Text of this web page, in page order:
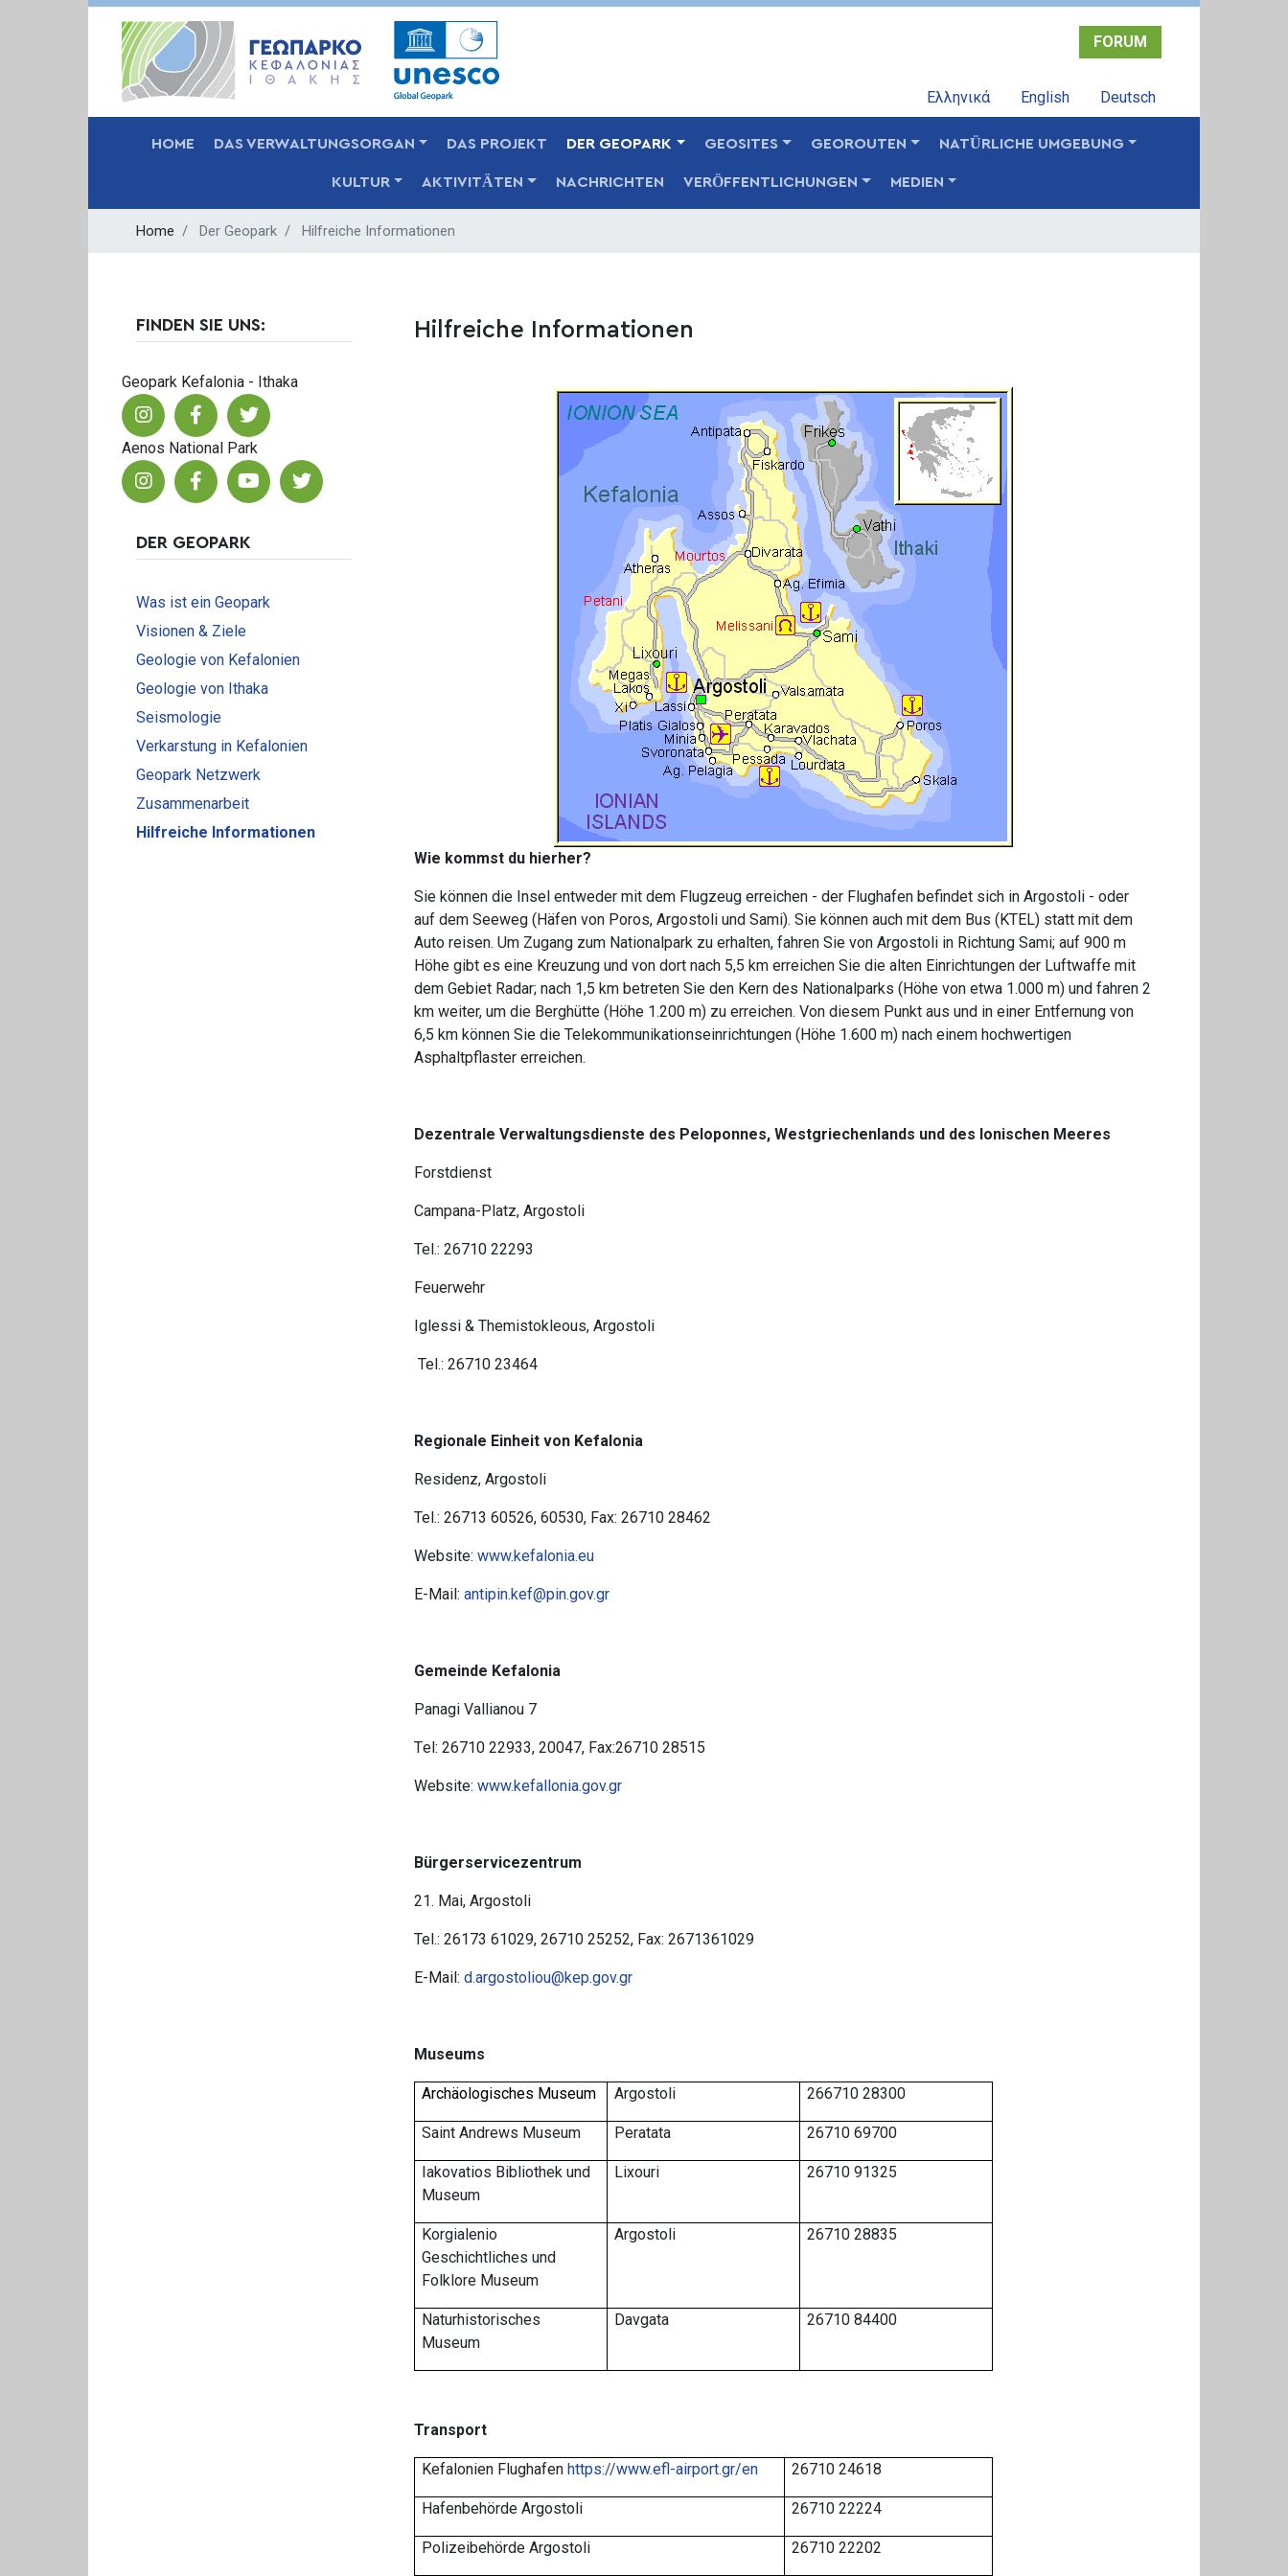
Skip
FORUM
Ελληνικά English Deutsch
HOME DAS VERWALTUNGSORGAN DAS PROJEKT DER GEOPARK GEOSITES GEOROUTEN NATÜRLICHE UMGEBUNG
KULTUR AKTIVITÄTEN NACHRICHTEN VERÖFFENTLICHUNGEN MEDIEN
Home Der Geopark Hilfreiche Informationen
Hilfreiche Informationen
Wie kommst du hierher?
Sie können die Insel entweder mit dem Flugzeug erreichen - der Flughafen befindet sich in Argostoli - oder
auf dem Seeweg (Häfen von Poros, Argostoli und Sami). Sie können auch mit dem Bus (KTEL) statt mit dem
Auto reisen. Um Zugang zum Nationalpark zu erhalten, fahren Sie von Argostoli in Richtung Sami; auf 900 m
Höhe gibt es eine Kreuzung und von dort nach 5,5 km erreichen Sie die alten Einrichtungen der Luftwaffe mit
dem Gebiet Radar; nach 1,5 km betreten Sie den Kern des Nationalparks (Höhe von etwa 1.000 m) und fahren 2
km weiter, um die Berghütte (Höhe 1.200 m) zu erreichen. Von diesem Punkt aus und in einer Entfernung von
6,5 km können Sie die Telekommunikationseinrichtungen (Höhe 1.600 m) nach einem hochwertigen
Asphaltpflaster erreichen.
Dezentrale Verwaltungsdienste des Peloponnes, Westgriechenlands und des Ionischen Meeres
Forstdienst
Campana-Platz, Argostoli
Tel.: 26710 22293
Feuerwehr
Iglessi & Themistokleous, Argostoli
Tel.: 26710 23464
Regionale Einheit von Kefalonia
Residenz, Argostoli
Tel.: 26713 60526, 60530, Fax: 26710 28462
Website: www.kefalonia.eu
E-Mail: antipin.kef@pin.gov.gr
Gemeinde Kefalonia
Panagi Vallianou 7
Τel: 26710 22933, 20047, Fax:26710 28515
Website: www.kefallonia.gov.gr
Bürgerservicezentrum
21. Mai, Argostoli
Tel.: 26173 61029, 26710 25252, Fax: 2671361029
E-Mail: d.argostoliou@kep.gov.gr
Museums
Archäologisches Museum Argostoli 266710 28300
Saint Andrews Museum Peratata 26710 69700
Iakovatios Bibliothek und
Museum
Lixouri 26710 91325
Korgialenio
Geschichtliches und
Folklore Museum
Argostoli 26710 28835
Naturhistorisches
Museum
Davgata 26710 84400
Transport
Kefalonien Flughafenhttps://www.efl-airport.gr/en 26710 24618
Hafenbehörde Argostoli 26710 22224
Polizeibehörde Argostoli 26710 22202
FINDEN SIE UNS:
Geopark Kefalonia - Ithaka
Aenos National Park
DER GEOPARK
Was ist ein Geopark
Visionen & Ziele
Geologie von Kefalonien
Geologie von Ithaka
Seismologie
Verkarstung in Kefalonien
Geopark Netzwerk
Zusammenarbeit
Hilfreiche Informationen